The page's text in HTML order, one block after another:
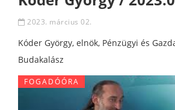
2023. március 02.
Kóder György, elnök, Pénzügyi és
Budakalász
FOGADÓÓRA